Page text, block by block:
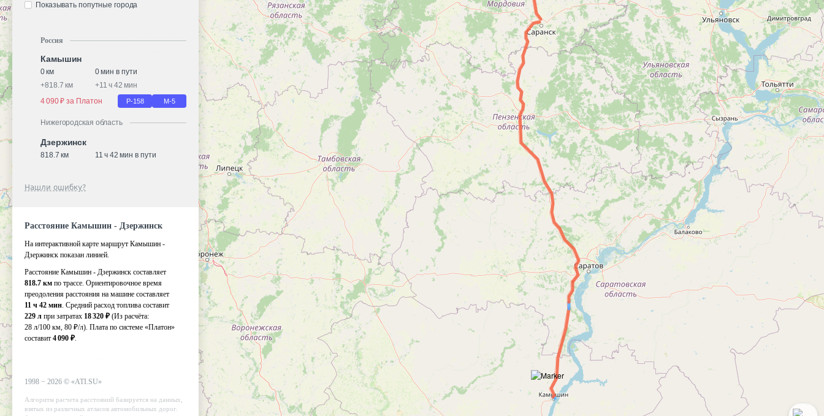
Показывать попутные города
Россия
Камышин
0 км
0 мин в пути
+818.7 км +11 ч 42 мин
4 090 ₽ за Платон
Р-158 М-5
Нижегородская область
Дзержинск
818.7 км 11 ч 42 мин в пути
Нашли ошибку?
Расстояние Камышин - Дзержинск
На интерактивной карте маршрут Камышин -
Дзержинск показан линией.
Расстояние Камышин - Дзержинск составляет
818.7 км по трассе. Ориентировочное время
преодоления расстояния на машине составляет
11 ч 42 мин. Средний расход топлива составит
229 л при затратах 18 320 ₽ (Из расчёта:
28 л/100 км, 80 ₽/л). Плата по системе «Платон»
составит 4 090 ₽.
1998 − 2026 © «ATI.SU»
Алгоритм расчета расстояний базируется на данных,
взятых из различных атласов автомобильных дорог.